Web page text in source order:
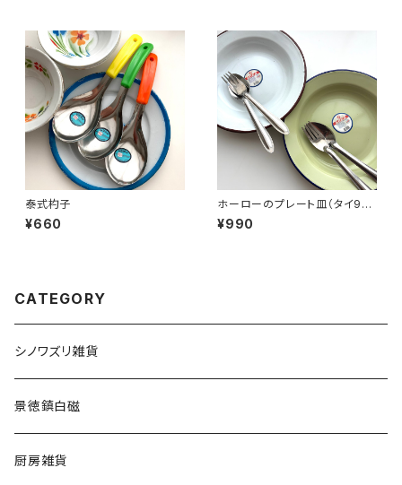
泰式杓子
¥660
ホーローのプレート皿（タイ90
年代製デッドストック）
¥990
CATEGORY
シノワズリ雑貨
景徳鎮白磁
厨房雑貨